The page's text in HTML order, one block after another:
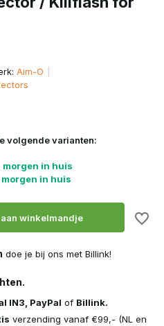
Aim-O
volgende varianten:
morgen in huis
in huis
winkelmandje
doe je bij ons met Billink!
IN3, PayPal of Billink.
verzending vanaf €99,- (NL en